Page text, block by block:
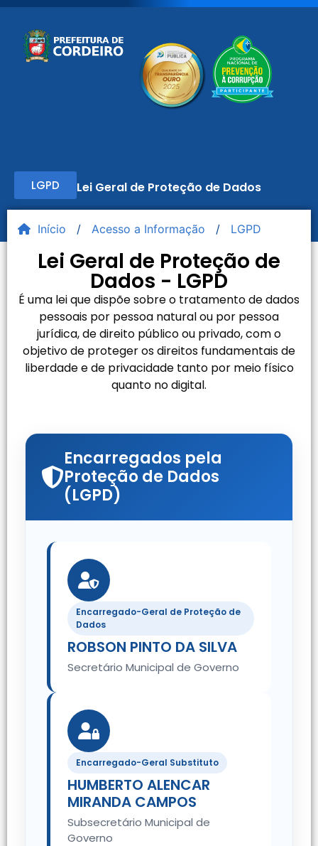
LGPD Lei Geral de Proteção de Dados
Início / Acesso a Informação / LGPD
Lei Geral de Proteção de
Dados - LGPD
É uma lei que dispõe sobre o tratamento de dados
pessoais por pessoa natural ou por pessoa
jurídica, de direito público ou privado, com o
objetivo de proteger os direitos fundamentais de
liberdade e de privacidade tanto por meio físico
quanto no digital.
Encarregados pela
Proteção de Dados
(LGPD)
Encarregado-Geral de Proteção de
Dados
ROBSON PINTO DA SILVA
Secretário Municipal de Governo
Encarregado-Geral Substituto
HUMBERTO ALENCAR
MIRANDA CAMPOS
Subsecretário Municipal de
Governo